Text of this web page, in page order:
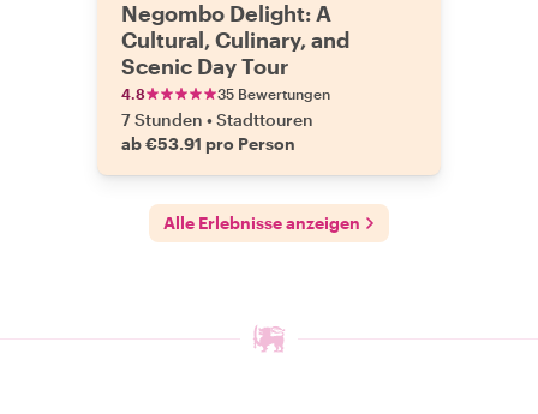
verschiedene Kulturen. Sein Englisch
ist perfekt und er hat uns den ganzen
Tag zum Lachen gebracht. Diese Tour
ist ein absolutes Muss in Negombo.
Dave & Ali aus Australien"
Negombo Delight: A
Cultural, Culinary, and
Scenic Day Tour
4.8 35 Bewertungen
7 Stunden •Stadttouren
ab €53.91 pro Person
Alle Erlebnisse anzeigen